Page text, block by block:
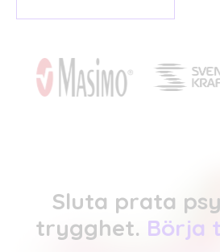
Sluta prata
trygghet. Börja